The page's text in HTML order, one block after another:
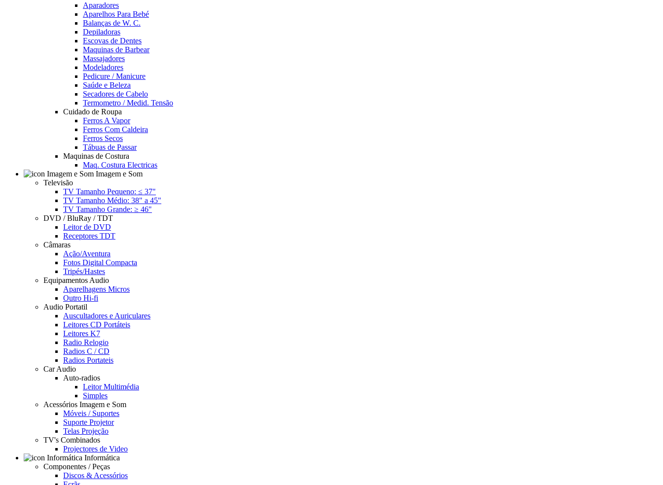
Aparadores
Aparelhos Para Bebé
Balanças de W. C.
Depiladoras
Escovas de Dentes
Maquinas de Barbear
Massajadores
Modeladores
Pedicure / Manicure
Saúde e Beleza
Secadores de Cabelo
Termometro / Medid. Tensão
Cuidado de Roupa
Ferros A Vapor
Ferros Com Caldeira
Ferros Secos
Tábuas de Passar
Maquinas de Costura
Maq. Costura Electricas
Imagem e Som
Televisão
TV Tamanho Pequeno: ≤ 37"
TV Tamanho Médio: 38" a 45"
TV Tamanho Grande: ≥ 46"
DVD / BluRay / TDT
Leitor de DVD
Receptores TDT
Câmaras
Ação/Aventura
Fotos Digital Compacta
Tripés/Hastes
Equipamentos Audio
Aparelhagens Micros
Outro Hi-fi
Audio Portatil
Auscultadores e Auriculares
Leitores CD Portáteis
Leitores K7
Radio Relogio
Radios C / CD
Radios Portateis
Car Audio
Auto-radios
Leitor Multimédia
Simples
Acessórios Imagem e Som
Móveis / Suportes
Suporte Projetor
Telas Projeção
TV's Combinados
Projectores de Video
Informática
Componentes / Peças
Discos & Acessórios